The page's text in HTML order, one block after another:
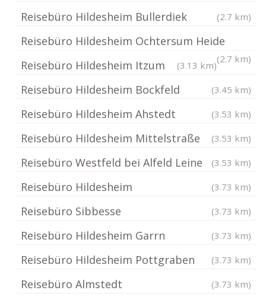
Reisebüro Hildesheim Bullerdiek (2.7 km)
Reisebüro Hildesheim Ochtersum Heide
(2.7 km)
Reisebüro Hildesheim Itzum (3.13 km)
Reisebüro Hildesheim Bockfeld (3.45 km)
Reisebüro Hildesheim Ahstedt (3.53 km)
Reisebüro Hildesheim Mittelstraße (3.53 km)
Reisebüro Westfeld bei Alfeld Leine (3.53 km)
Reisebüro Hildesheim (3.73 km)
Reisebüro Sibbesse (3.73 km)
Reisebüro Hildesheim Garrn (3.73 km)
Reisebüro Hildesheim Pottgraben (3.73 km)
Reisebüro Almstedt (3.73 km)